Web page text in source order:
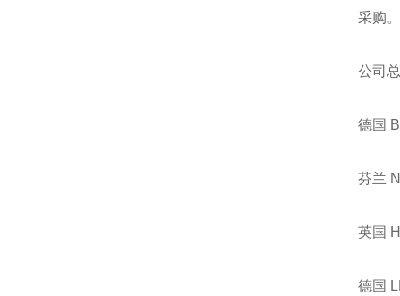
采购。
公司
德国
芬兰
英国
德国